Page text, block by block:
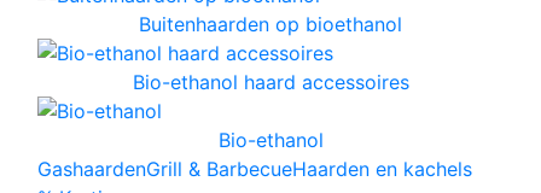
Buitenhaarden op bioethanol
Bio-ethanol haard accessoires
Bio-ethanol
GashaardenGrill & BarbecueHaarden en kachels